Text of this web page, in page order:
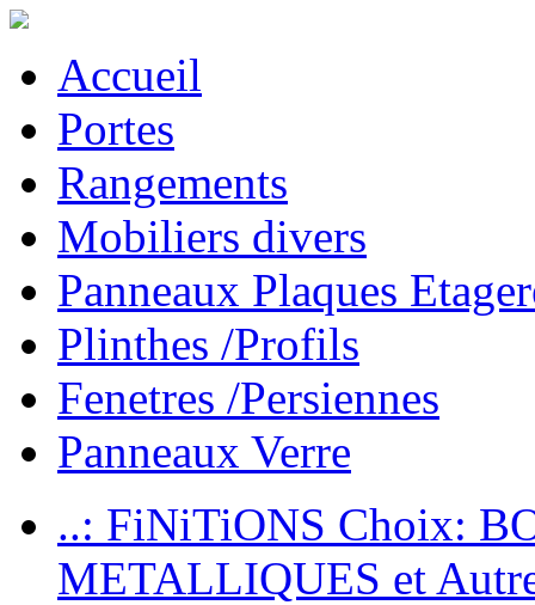
Accueil
Portes
Rangements
Mobiliers divers
Panneaux Plaques
Plinthes /Profils
Fenetres /Persiennes
Panneaux Verre
..: FiNiTiONS Choix:
METALLIQUES et